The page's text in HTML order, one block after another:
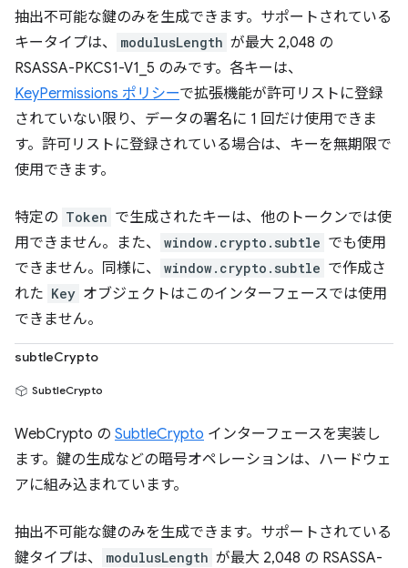
抽出不可能な鍵のみを生成できます。サポートされている
キータイプは、
modulusLength が最大 2,048 の
RSASSA-PKCS1-V1_5 のみです。各キーは、
KeyPermissions ポリシーで拡張機能が許可リストに登録
されていない限り、データの署名に 1 回だけ使用できま
す。許可リストに登録されている場合は、キーを無期限で
使用できます。
特定の Token で生成されたキーは、他のトークンでは使
用できません。また、
window.crypto.subtle でも使用
できません。同様に、
window.crypto.subtle で作成さ
れた Key オブジェクトはこのインターフェースでは使用
できません。
subtleCrypto
SubtleCrypto
WebCrypto の SubtleCrypto インターフェースを実装し
ます。鍵の生成などの暗号オペレーションは、ハードウェ
アに組み込まれています。
抽出不可能な鍵のみを生成できます。サポートされている
鍵タイプは、
modulusLength が最大 2,048 の RSASSA-